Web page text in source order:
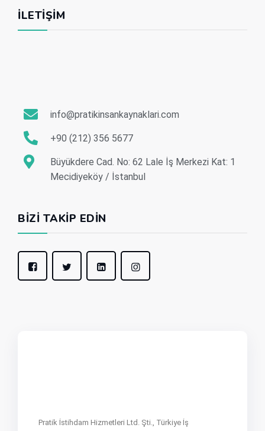
İLETIŞIM
info@pratikinsankaynaklari.com
+90 (212) 356 5677
Büyükdere Cad. No: 62 Lale İş Merkezi Kat: 1
Mecidiyeköy / İstanbul
BIZI TAKIP EDIN
Pratik İstihdam Hizmetleri Ltd. Şti., Türkiye İş